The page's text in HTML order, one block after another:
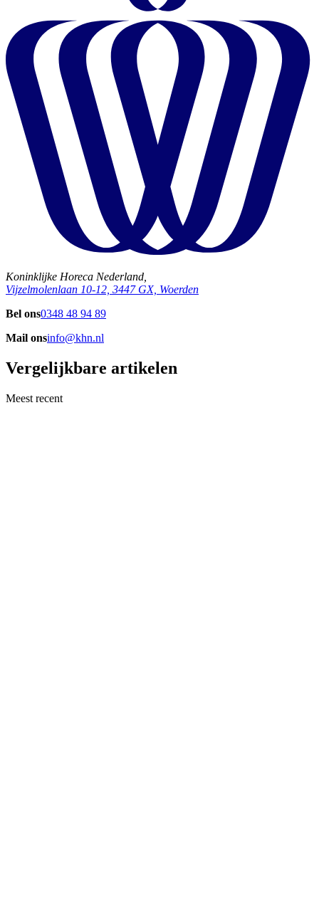
Koninklijke Horeca Nederland,
Vijzelmolenlaan 10-12, 3447 GX, Woerden
Bel ons0348 48 94 89
Mail onsinfo@khn.nl
Vergelijkbare artikelen
Meest recent